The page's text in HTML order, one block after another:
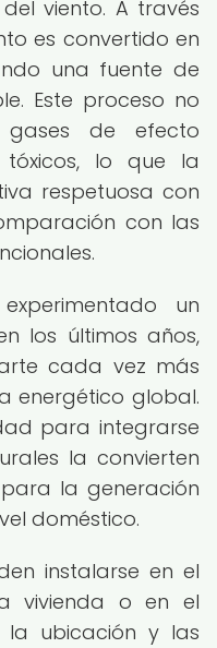
viento. A través
es convertido en
una fuente de
Este proceso no
gases de efecto
tóxicos, lo que la
respetuosa con
con las
un
los últimos años,
cada vez más
energético global.
para integrarse
la convierten
la generación
doméstico.
instalarse en el
vivienda o en el
la ubicación y las